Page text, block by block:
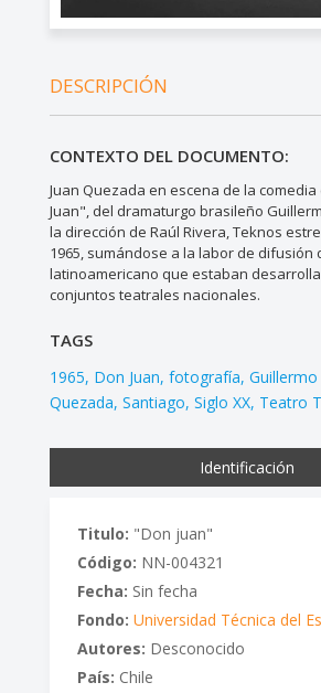
DESCRIPCIÓN
CONTEXTO DEL DOCUMENTO:
Juan Quezada en escena de la
Juan", del dramaturgo brasileño
la dirección de Raúl Rivera, Teknos
1965, sumándose a la labor de difusión
latinoamericano que estaban
conjuntos teatrales nacionales.
TAGS
1965 Don Juan fotografía
Quezada Santiago Siglo XX Teatro
Identificación
Titulo: "Don juan"
Código: NN-004321
Fecha: Sin fecha
Fondo: Universidad Técnica del
Autores: Desconocido
País: Chile